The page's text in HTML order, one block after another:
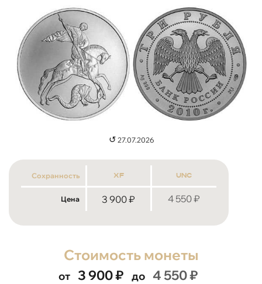
↺ 27.07.2026
Сохранность xf unc
Цена 3 900₽ 4 550₽
Стоимость монеты
от 3 900₽ до 4 550₽